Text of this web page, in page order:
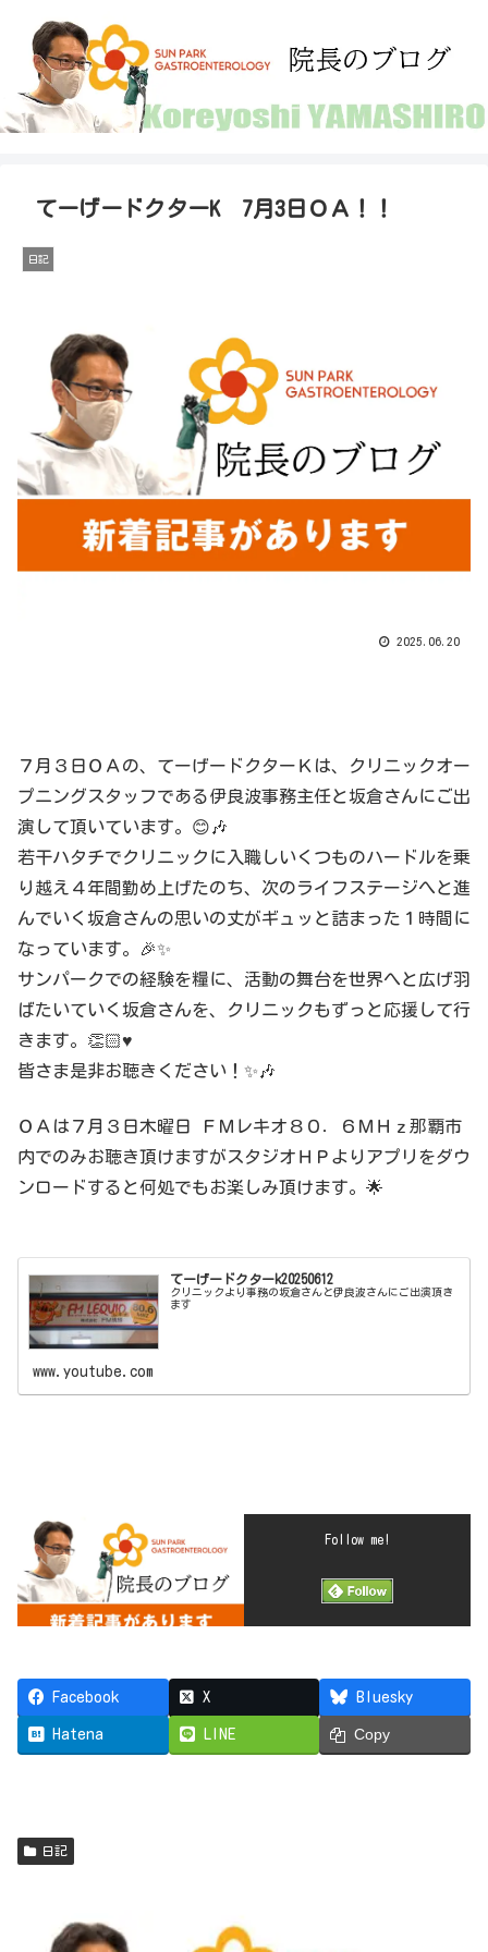
てーげードクターK 7月3日ＯＡ！！
日記
2025.06.20
７月３日ＯＡの、てーげードクターＫは、クリニックオー
プニングスタッフである伊良波事務主任と坂倉さんにご出
演して頂いています。😊🎶
若干ハタチでクリニックに入職しいくつものハードルを乗
り越え４年間勤め上げたのち、次のライフステージへと進
んでいく坂倉さんの思いの丈がギュッと詰まった１時間に
なっています。🎉✨
サンパークでの経験を糧に、活動の舞台を世界へと広げ羽
ばたいていく坂倉さんを、クリニックもずっと応援して行
きます。👏🏻♥️
皆さま是非お聴きください！✨🎶
ＯＡは７月３日木曜日 ＦＭレキオ８０．６ＭＨｚ那覇市
内でのみお聴き頂けますがスタジオＨＰよりアプリをダウ
ンロードすると何処でもお楽しみ頂けます。🌟
てーげードクターk20250612
クリニックより事務の坂倉さんと伊良波さんにご出演頂き
ます
www.youtube.com
Follow me!
Facebook X Bluesky
Hatena LINE Copy
日記